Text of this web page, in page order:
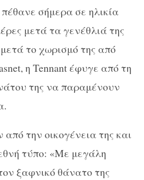
πέθανε σήμερα σε ηλικία
μετά τα γενέθλιά της
το χωρισμό της από
η Tennant έφυγε από τη
της να παραμένουν
την οικογένεια της και
τύπο: «Με μεγάλη
ξαφνικό θάνατο της